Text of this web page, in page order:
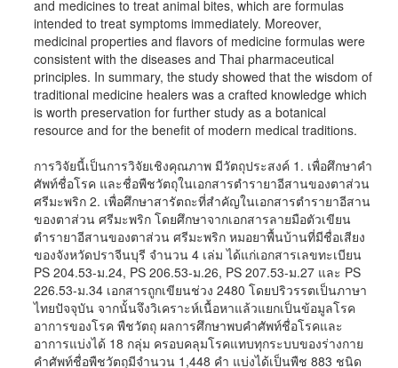
and medicines to treat animal bites, which are formulas
intended to treat symptoms immediately. Moreover,
medicinal properties and flavors of medicine formulas were
consistent with the diseases and Thai pharmaceutical
principles. In summary, the study showed that the wisdom of
traditional medicine healers was a crafted knowledge which
is worth preservation for further study as a botanical
resource and for the benefit of modern medical traditions.
การวิจัยนี้เป็นการวิจัยเชิงคุณภาพ มีวัตถุประสงค์ 1. เพื่อศึกษาคำ
ศัพท์ชื่อโรค และชื่อพืชวัตถุในเอกสารตำรายาอีสานของตาส่วน
ศรีมะพริก 2. เพื่อศึกษาสารัตถะที่สำคัญในเอกสารตำรายาอีสาน
ของตาส่วน ศรีมะพริก โดยศึกษาจากเอกสารลายมือตัวเขียน
ตำรายาอีสานของตาส่วน ศรีมะพริก หมอยาพื้นบ้านที่มีชื่อเสียง
ของจังหวัดปราจีนบุรี จำนวน 4 เล่ม ได้แก่เอกสารเลขทะเบียน
PS 204.53-ม.24, PS 206.53-ม.26, PS 207.53-ม.27 และ PS
226.53-ม.34 เอกสารถูกเขียนช่วง 2480 โดยปริวรรตเป็นภาษา
ไทยปัจจุบัน จากนั้นจึงวิเคราะห์เนื้อหาแล้วแยกเป็นข้อมูลโรค
อาการของโรค พืชวัตถุ ผลการศึกษาพบคำศัพท์ชื่อโรคและ
อาการแบ่งได้ 18 กลุ่ม ครอบคลุมโรคแทบทุกระบบของร่างกาย
คำศัพท์ชื่อพืชวัตถุมีจำนวน 1,448 คำ แบ่งได้เป็นพืช 883 ชนิด